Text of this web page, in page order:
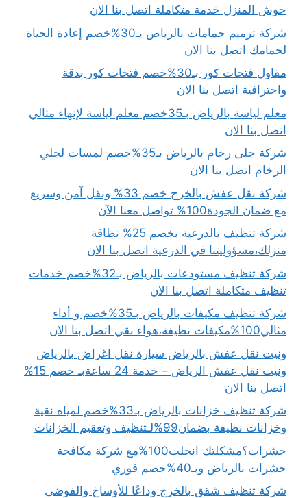
حوش المنزل خدمة متكاملة اتصل بنا الان
شركة ترميم حمامات بالرياض بـ30%خصم إعادة الحياة
لحمامك اتصل بنا الان
مقاول فتحات كور بـ30%خصم فتحات كور بدقة
واحترافية اتصل بنا الان
معلم لياسة بالرياض بـ35خصم معلم لياسة لإنهاء مثالي
اتصل بنا الان
شركة جلى رخام بالرياض بـ35%خصم لمسات لجلي
الرخام اتصل بنا الان
شركة نقل عفش بالخرج خصم 33% ونقل آمن وسريع
مع ضمان الجودة100% تواصل معنا الآن
شركة تنظيف بالدرعية بخصم 25% نظافة
منزلك،مسؤوليتنا في الدرعية اتصل بنا الان
شركة تنظيف مستودعات بالرياض بـ32%خصم خدمات
تنظيف متكاملة اتصل بنا الان
شركة تنظيف مكيفات بالرياض بـ35%خصم و أداء
مثالي100%مكيفات نظيفة،هواء نقي اتصل بنا الان
ونيت نقل عفش بالرياض سيارة نقل اغراض بالرياض
ونيت نقل عفش الرياض – خدمة 24 ساعةبـ خصم 15%
اتصل بنا الان
شركة تنظيف خزانات بالرياض بـ33%خصم لمياه نقية
وخزانات نظيفة بضمان99%لـتنظيف وتعقيم الخزانات
حشرات؟مشكلتك انحلت100%مع شركة مكافحة
حشرات بالرياض وبـ40%خصم فوري
شركة تنظيف شقق بالخرج وداعًا للأوساخ والفوضى